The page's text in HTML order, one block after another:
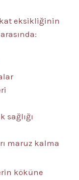
eksikliğinin
sağlığı
maruz kalma
köküne